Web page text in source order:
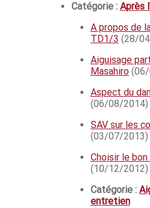
Catégorie : Après
A propos de
TD1/3 (28/
Aiguisage
Masahiro(06/
Aspect du
(06/08/2014)
SAV sur les
(03/07/2013)
Choisir le
(10/12/2012)
Catégorie :
entretien